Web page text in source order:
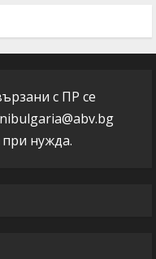
с ПР се
нужда.